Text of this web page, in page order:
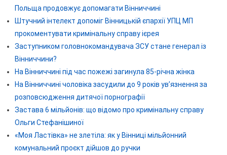
Польща продовжує допомагати Вінниччині
Штучний інтелект допоміг Вінницькій єпархії УПЦ МП
прокоментувати кримінальну справу ієрея
Заступником головнокомандувача ЗСУ стане генерал із
Вінниччини?
На Вінниччині під час пожежі загинула 85-річна жінка
На Вінниччині чоловіка засудили до 9 років ув’язнення за
розповсюдження дитячої порнографії
Застава 6 мільйонів: що відомо про кримінальну справу
Ольги Стефанішиної
«Моя Ластівка» не злетіла: як у Вінниці мільйонний
комунальний проєкт дійшов до ручки